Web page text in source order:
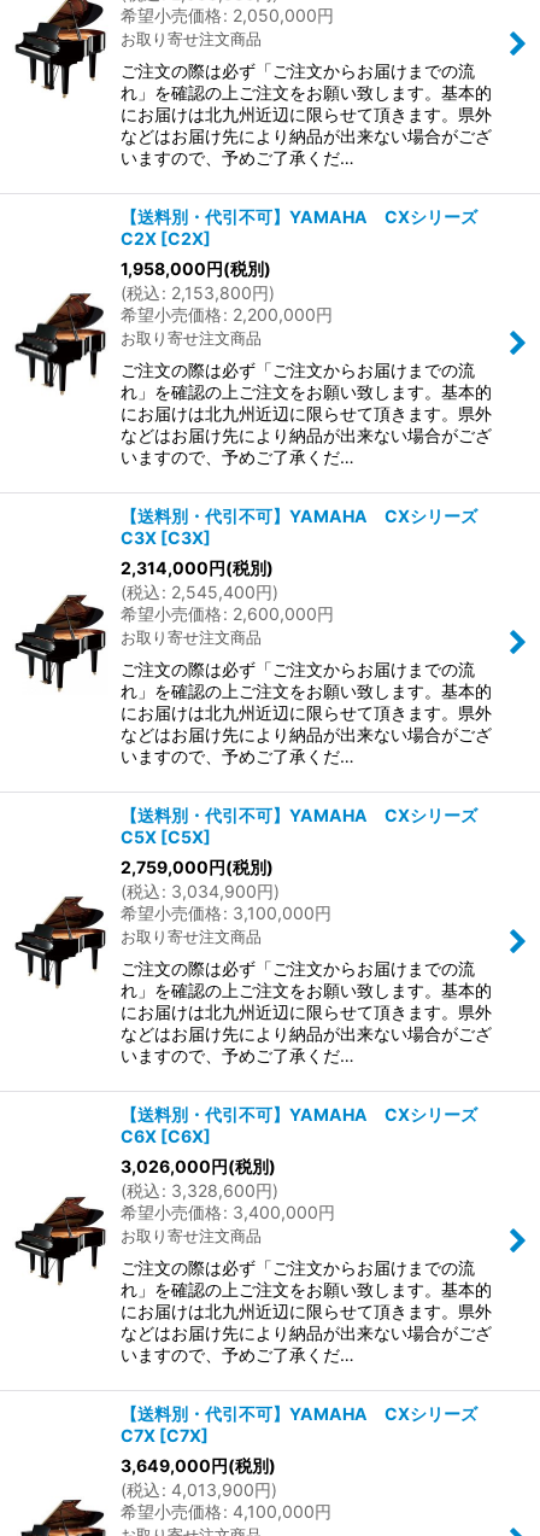
希望小売価格: 2,050,000円
お取り寄せ注文商品
ご注文の際は必ず「ご注文からお届けまでの流
れ」を確認の上ご注文をお願い致します。基本的
にお届けは北九州近辺に限らせて頂きます。県外
などはお届け先により納品が出来ない場合がござ
いますので、予めご了承くだ…
【送料別・代引不可】YAMAHA CXシリーズ
C2X [C2X]
1,958,000 円(税別)
(税込: 2,153,800円)
希望小売価格: 2,200,000円
お取り寄せ注文商品
ご注文の際は必ず「ご注文からお届けまでの流
れ」を確認の上ご注文をお願い致します。基本的
にお届けは北九州近辺に限らせて頂きます。県外
などはお届け先により納品が出来ない場合がござ
いますので、予めご了承くだ…
【送料別・代引不可】YAMAHA CXシリーズ
C3X [C3X]
2,314,000 円(税別)
(税込: 2,545,400円)
希望小売価格: 2,600,000円
お取り寄せ注文商品
ご注文の際は必ず「ご注文からお届けまでの流
れ」を確認の上ご注文をお願い致します。基本的
にお届けは北九州近辺に限らせて頂きます。県外
などはお届け先により納品が出来ない場合がござ
いますので、予めご了承くだ…
【送料別・代引不可】YAMAHA CXシリーズ
C5X [C5X]
2,759,000 円(税別)
(税込: 3,034,900円)
希望小売価格: 3,100,000円
お取り寄せ注文商品
ご注文の際は必ず「ご注文からお届けまでの流
れ」を確認の上ご注文をお願い致します。基本的
にお届けは北九州近辺に限らせて頂きます。県外
などはお届け先により納品が出来ない場合がござ
いますので、予めご了承くだ…
【送料別・代引不可】YAMAHA CXシリーズ
C6X [C6X]
3,026,000 円(税別)
(税込: 3,328,600円)
希望小売価格: 3,400,000円
お取り寄せ注文商品
ご注文の際は必ず「ご注文からお届けまでの流
れ」を確認の上ご注文をお願い致します。基本的
にお届けは北九州近辺に限らせて頂きます。県外
などはお届け先により納品が出来ない場合がござ
いますので、予めご了承くだ…
【送料別・代引不可】YAMAHA CXシリーズ
C7X [C7X]
3,649,000 円(税別)
(税込: 4,013,900円)
希望小売価格: 4,100,000円